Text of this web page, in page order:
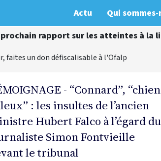
rapport sur les atteintes à la
faites un don défiscalisable à l'Ofalp
Actu Qui sommes-
- “Connard”, “chien
: les insultes de l’ancien
Hubert Falco à l’égard du
Simon Fontvieille
le tribunal